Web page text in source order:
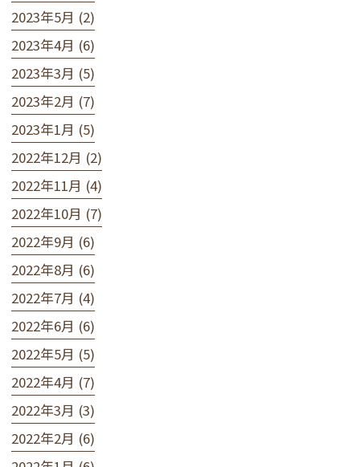
2023年5月 (2)
2023年4月 (6)
2023年3月 (5)
2023年2月 (7)
2023年1月 (5)
2022年12月 (2)
2022年11月 (4)
2022年10月 (7)
2022年9月 (6)
2022年8月 (6)
2022年7月 (4)
2022年6月 (6)
2022年5月 (5)
2022年4月 (7)
2022年3月 (3)
2022年2月 (6)